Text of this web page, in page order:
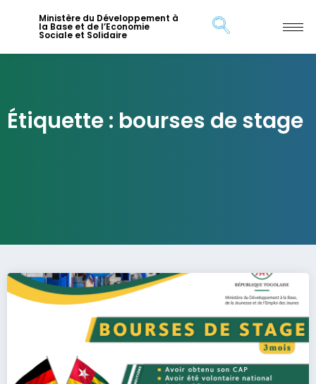
Ministère du Développement à
la Base et de l’Economie
Sociale et Solidaire
Étiquette : bourses de stage